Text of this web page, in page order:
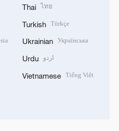
Thai ไทย
Turkish Türkçe
Ukrainian Українська
Urdu اردو
Vietnamese Tiếng Việt